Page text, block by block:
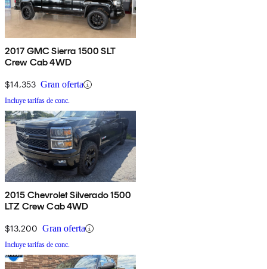
2017 GMC Sierra 1500 SLT
Crew Cab 4WD
$14,353 Gran oferta
Incluye tarifas de conc.
2015 Chevrolet Silverado 1500
LTZ Crew Cab 4WD
$13,200 Gran oferta
Incluye tarifas de conc.